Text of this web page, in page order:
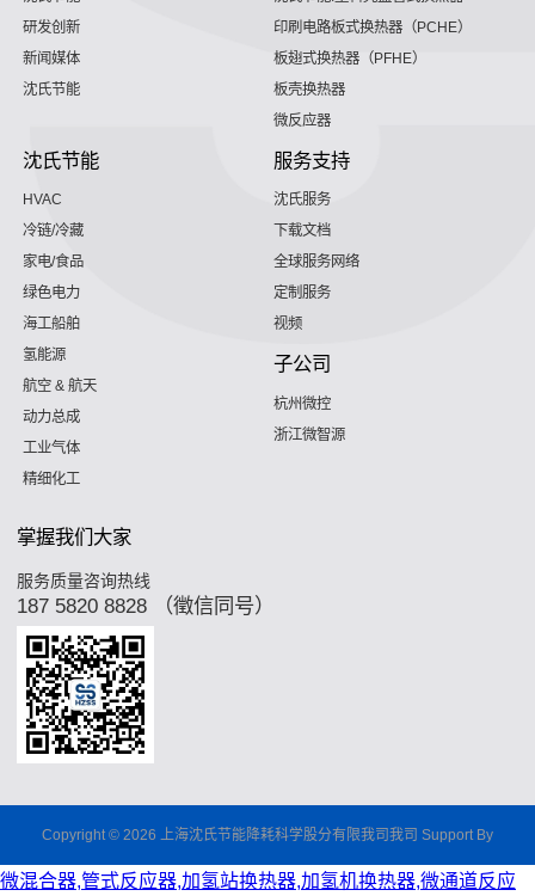
研发创新
新闻媒体
沈氏节能
印刷电路板式换热器（PCHE）
板翅式换热器（PFHE）
板壳换热器
微反应器
沈氏节能
HVAC
冷链/冷藏
家电/食品
绿色电力
海工船舶
氢能源
航空 & 航天
动力总成
工业气体
精细化工
服务支持
沈氏服务
下载文档
全球服务网络
定制服务
视频
子公司
杭州微控
浙江微智源
掌握我们大家
服务质量咨询热线
187 5820 8828 （徵信同号）
Copyright © 2026 上海沈氏节能降耗科学股分有限我司我司 Support By
微混合器,管式反应器,加氢站换热器,加氢机换热器,微通道反应